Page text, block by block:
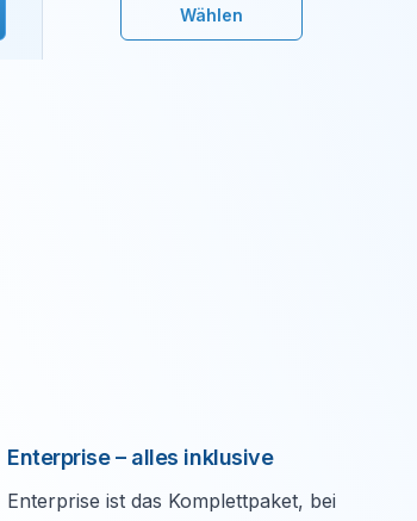
Wählen
Enterprise – alles inklusive
Enterprise ist das Komplettpaket, bei